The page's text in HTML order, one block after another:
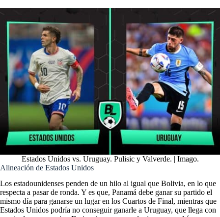
Estados Unidos vs. Uruguay. Pulisic y Valverde. | Imago.
Alineación de Estados Unidos
Los estadounidenses penden de un hilo al igual que Bolivia, en lo que
respecta a pasar de ronda. Y es que, Panamá debe ganar su partido el
mismo día para ganarse un lugar en los Cuartos de Final, mientras que
Estados Unidos podría no conseguir ganarle a Uruguay, que llega con